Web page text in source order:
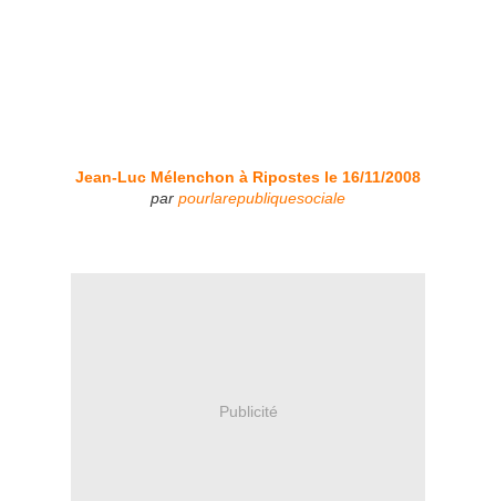
Jean-Luc Mélenchon à Ripostes le 16/11/2008
par pourlarepubliquesociale
Publicité